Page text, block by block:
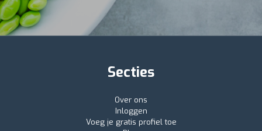
Secties
Over ons
Inloggen
Voeg je gratis profiel toe